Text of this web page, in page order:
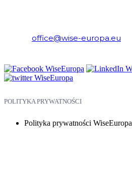
office@wise-europa.eu
POLITYKA PRYWATNOŚCI
Polityka prywatności WiseEuropa